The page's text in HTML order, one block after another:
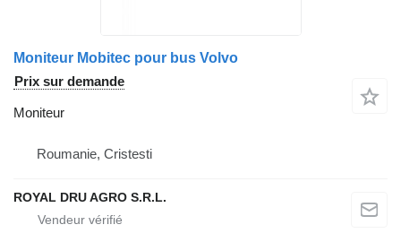
Moniteur Mobitec pour bus Volvo
Prix sur demande
Moniteur
Roumanie, Cristesti
ROYAL DRU AGRO S.R.L.